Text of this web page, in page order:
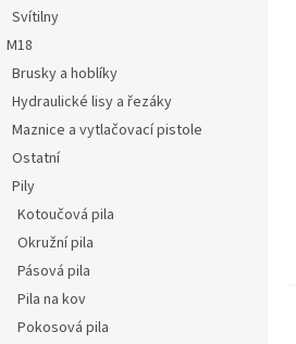
Svítilny
M18
Brusky a hoblíky
Hydraulické lisy a řezáky
Maznice a vytlačovací pistole
Ostatní
Pily
Kotoučová pila
Okružní pila
Pásová pila
Pila na kov
Pokosová pila